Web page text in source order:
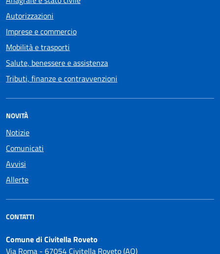
Autorizzazioni
Imprese e commercio
Mobilità e trasporti
Salute, benessere e assistenza
Tributi, finanze e contravvenzioni
NOVITÀ
Notizie
Comunicati
Avvisi
Allerte
CONTATTI
Comune di Civitella Roveto
Via Roma - 67054 Civitella Roveto (AQ)